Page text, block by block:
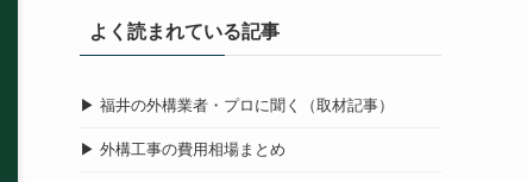
よく読まれている記事
▶ 福井の外構業者・プロに聞く（取材記事）
▶ 外構工事の費用相場まとめ